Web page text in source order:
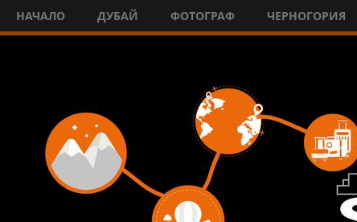
НАЧАЛО ДУБАЙ ФОТОГРАФ ЧЕРНОГОРИЯ